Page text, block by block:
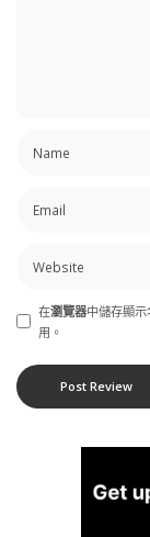
在瀏覽器中儲存顯
用。